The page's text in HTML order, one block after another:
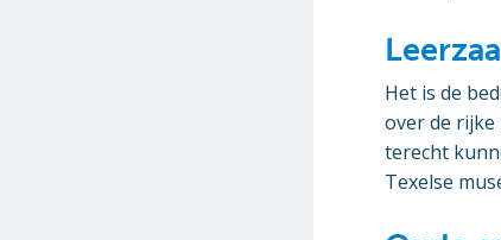
Het is de
over de rijke
terecht
Texelse